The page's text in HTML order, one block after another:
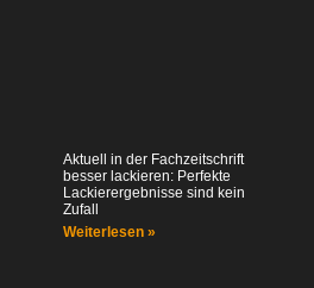
Aktuell in der Fachzeitschrift
besser lackieren: Perfekte
Lackierergebnisse sind kein
Zufall
Weiterlesen »